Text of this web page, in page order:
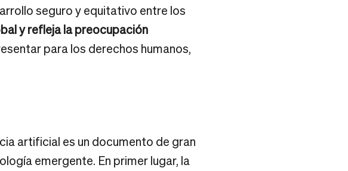
seguro y equitativo entre los
y refleja la preocupación
para los derechos humanos,
artificial es un documento de gran
emergente. En primer lugar, la